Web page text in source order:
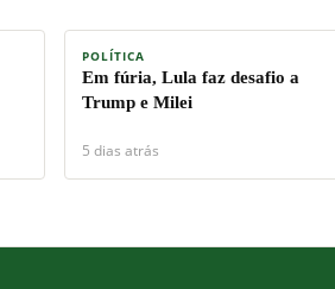
POLÍTICA
Em fúria, Lula faz desafio a
Trump e Milei
5 dias atrás